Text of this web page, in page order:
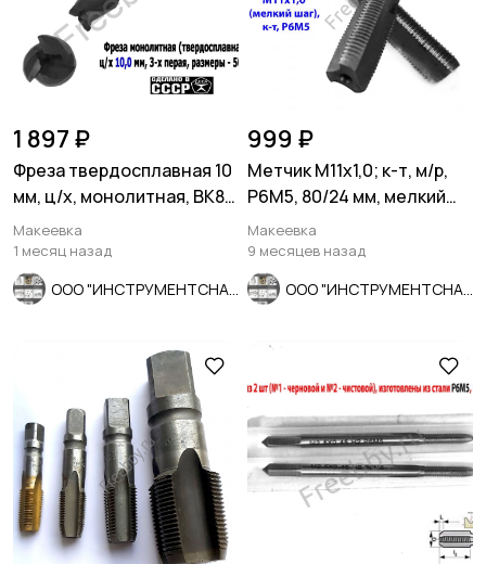
1 897 ₽
Фреза твердосплавная 10
мм, ц/х, монолитная, ВК8,
Z3, 50/25 мм, СССР
Макеевка
1 месяц назад
999 ₽
Метчик М11х1,0; к-т, м/р,
Р6М5, 80/24 мм, мелкий
шаг, ГОСТ 3266-81, ис
Макеевка
9 месяцев назад